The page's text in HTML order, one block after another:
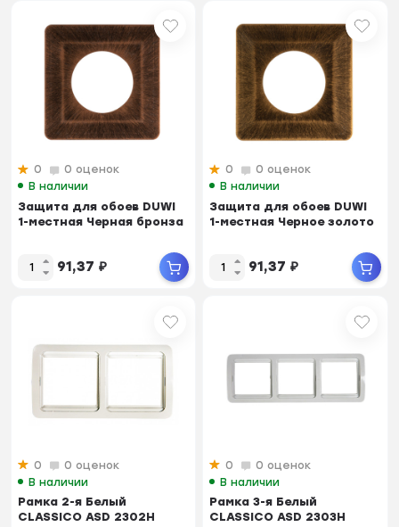
0
0 оценок
В наличии
Защита для обоев DUWI
1-местная Черная бронза
91,37 ₽
0
0 оценок
В наличии
Защита для обоев DUWI
1-местная Черное золото
91,37 ₽
0
0 оценок
В наличии
Рамка 2-я Белый
CLASSICO ASD 2302H
0
0 оценок
В наличии
Рамка 3-я Белый
CLASSICO ASD 2303H